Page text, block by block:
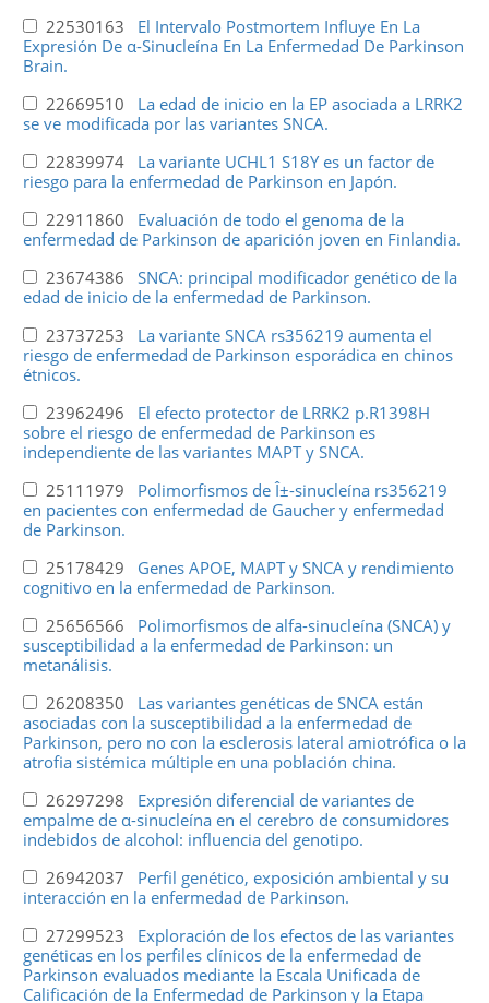
22530163 El Intervalo Postmortem Influye En La
Expresión De α-Sinucleína En La Enfermedad De Parkinson
Brain.
22669510 La edad de inicio en la EP asociada a LRRK2
se ve modificada por las variantes SNCA.
22839974 La variante UCHL1 S18Y es un factor de
riesgo para la enfermedad de Parkinson en Japón.
22911860 Evaluación de todo el genoma de la
enfermedad de Parkinson de aparición joven en Finlandia.
23674386 SNCA: principal modificador genético de la
edad de inicio de la enfermedad de Parkinson.
23737253 La variante SNCA rs356219 aumenta el
riesgo de enfermedad de Parkinson esporádica en chinos
étnicos.
23962496 El efecto protector de LRRK2 p.R1398H
sobre el riesgo de enfermedad de Parkinson es
independiente de las variantes MAPT y SNCA.
25111979 Polimorfismos de Î±-sinucleína rs356219
en pacientes con enfermedad de Gaucher y enfermedad
de Parkinson.
25178429 Genes APOE, MAPT y SNCA y rendimiento
cognitivo en la enfermedad de Parkinson.
25656566 Polimorfismos de alfa-sinucleína (SNCA) y
susceptibilidad a la enfermedad de Parkinson: un
metanálisis.
26208350 Las variantes genéticas de SNCA están
asociadas con la susceptibilidad a la enfermedad de
Parkinson, pero no con la esclerosis lateral amiotrófica o la
atrofia sistémica múltiple en una población china.
26297298 Expresión diferencial de variantes de
empalme de α-sinucleína en el cerebro de consumidores
indebidos de alcohol: influencia del genotipo.
26942037 Perfil genético, exposición ambiental y su
interacción en la enfermedad de Parkinson.
27299523 Exploración de los efectos de las variantes
genéticas en los perfiles clínicos de la enfermedad de
Parkinson evaluados mediante la Escala Unificada de
Calificación de la Enfermedad de Parkinson y la Etapa